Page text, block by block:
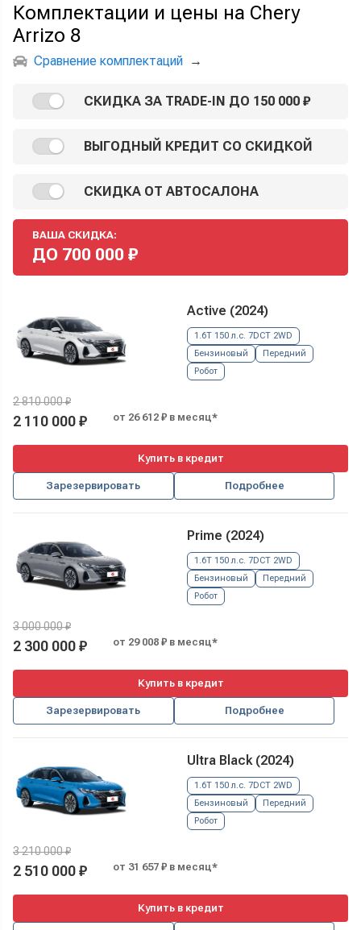
Комплектации и цены на Chery
Arrizo 8
Сравнение комплектаций →
СКИДКА ЗА TRADE-IN ДО 150 000 ₽
ВЫГОДНЫЙ КРЕДИТ СО СКИДКОЙ
СКИДКА ОТ АВТОСАЛОНА
ВАША СКИДКА:
ДО 700 000 ₽
Active (2024)
1.6T 150 л.с. 7DCT 2WD
Бензиновый
Передний
Робот
2 810 000 ₽
2 110 000 ₽ от 26 612 ₽ в месяц*
Купить в кредит
Зарезервировать Подробнее
Prime (2024)
1.6T 150 л.с. 7DCT 2WD
Бензиновый
Передний
Робот
3 000 000 ₽
2 300 000 ₽ от 29 008 ₽ в месяц*
Купить в кредит
Зарезервировать Подробнее
Ultra Black (2024)
1.6T 150 л.с. 7DCT 2WD
Бензиновый
Передний
Робот
3 210 000 ₽
2 510 000 ₽ от 31 657 ₽ в месяц*
Купить в кредит